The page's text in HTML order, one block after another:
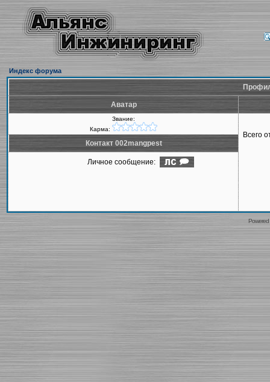
Индекс форума
Аватар
Звание:
Карма:
Всего
Контакт 002mangpest
Личное сообщение: